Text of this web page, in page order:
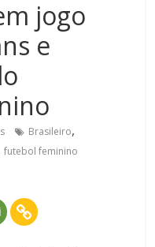
jogo
e
Brasileiro,
futebol feminino